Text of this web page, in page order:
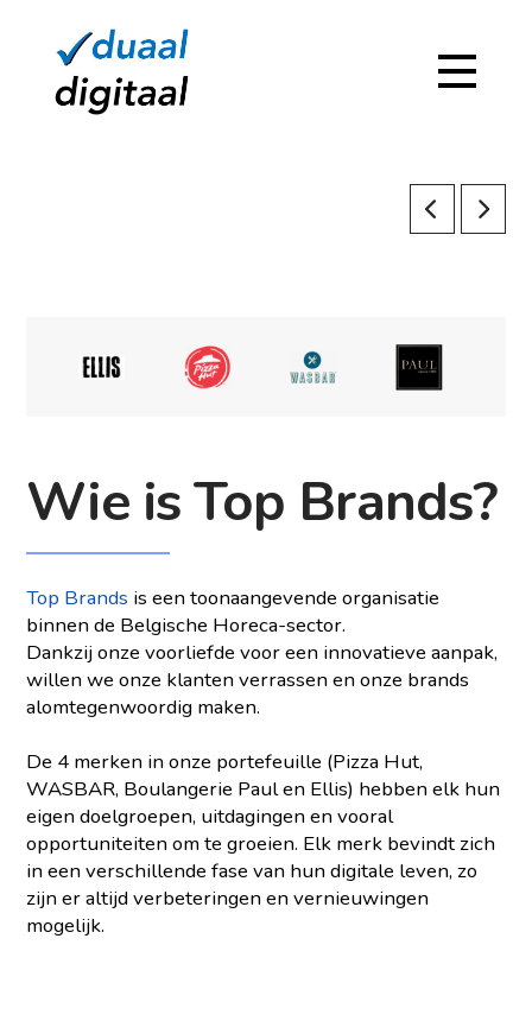
Wie is Top Brands?
Top Brands is een toonaangevende organisatie
binnen de Belgische Horeca-sector.
Dankzij onze voorliefde voor een innovatieve aanpak,
willen we onze klanten verrassen en onze brands
alomtegenwoordig maken.
De 4 merken in onze portefeuille (Pizza Hut,
WASBAR, Boulangerie Paul en Ellis) hebben elk hun
eigen doelgroepen, uitdagingen en vooral
opportuniteiten om te groeien. Elk merk bevindt zich
in een verschillende fase van hun digitale leven, zo
zijn er altijd verbeteringen en vernieuwingen
mogelijk.